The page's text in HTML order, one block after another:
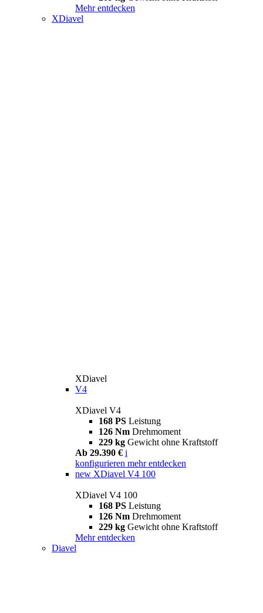
Mehr entdecken
XDiavel
XDiavel
V4
XDiavel V4
168 PS Leistung
126 Nm Drehmoment
229 kg Gewicht ohne Kraftstoff
Ab 29.390 € i
konfigurieren mehr entdecken
new XDiavel V4 100
XDiavel V4 100
168 PS Leistung
126 Nm Drehmoment
229 kg Gewicht ohne Kraftstoff
Mehr entdecken
Diavel